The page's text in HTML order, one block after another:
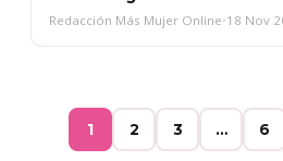
Redacción Más Mujer Online•18 Nov
1 2 3 … 6